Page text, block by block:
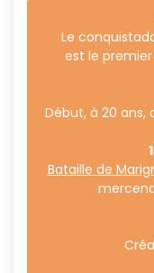
Le
est le
Début, à 20 ans,
Bataille de